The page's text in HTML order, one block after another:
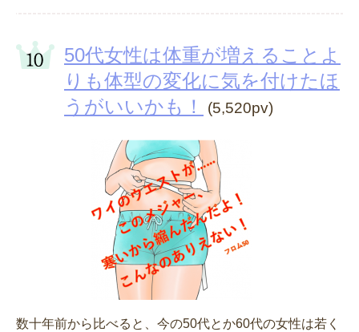
50代女性は体重が増えることよ
りも体型の変化に気を付けたほ
うがいいかも！
(5,520pv)
数十年前から比べると、今の50代とか60代の女性は若く